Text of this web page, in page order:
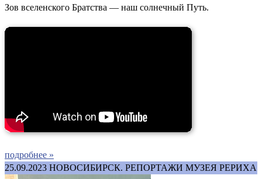
Зов вселенского Братства — наш солнечный Путь.
подробнее »
25.09.2023 НОВОСИБИРСК. РЕПОРТАЖИ МУЗЕЯ РЕРИХА